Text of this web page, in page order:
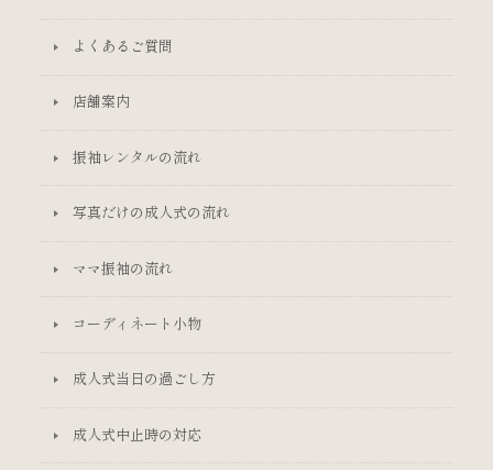
よくあるご質問
店舗案内
振袖レンタルの流れ
写真だけの成人式の流れ
ママ振袖の流れ
コーディネート小物
成人式当日の過ごし方
成人式中止時の対応